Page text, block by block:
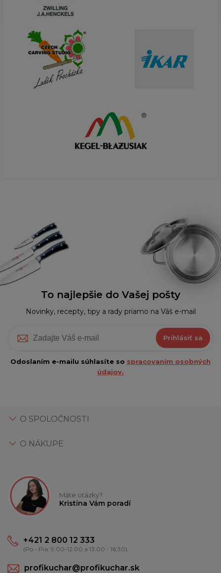
To najlepšie do Vašej pošty
Novinky, recepty, tipy a rady priamo na Váš e-mail
Prihlásiť sa
Odoslaním e-mailu súhlasíte so spracovaním osobných
údajov.
O SPOLOČNOSTI
O NÁKUPE
Máte otázky?
Kristína Vám poradí
+421 2 800 12 333
(Po - Pia: 9:00-12:00 a 13:00 - 16:30)
profikuchar@profikuchar.sk